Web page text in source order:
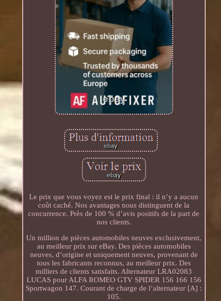
Le prix que vous voyez est le prix final : il n’y a aucun
coût caché. Nos avantages nous distinguent de la
concurrence. Près de 100 % d’avis positifs de la part de
nos clients.
Un million de pièces automobiles neuves exclusivement,
au meilleur prix sur eBay. Des pièces automobiles
neuves, d’origine et uniquement neuves, provenant de
tous les fabricants reconnus, au meilleur prix. Des
milliers de clients satisfaits. Alternateur LRA02083
LUCAS pour ALFA ROMEO GTV SPIDER 156 166 156
Sportwagon 147. Courant de charge de l’alternateur [A] :
105.